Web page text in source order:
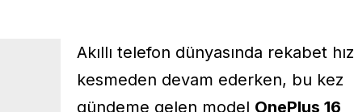
Akıllı telefon dünyasında rekabet hız
kesmeden devam ederken, bu kez
gündeme gelen model OnePlus 16